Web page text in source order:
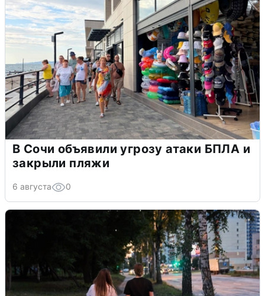
В Сочи объявили угрозу атаки БПЛА и
закрыли пляжи
6 августа 0